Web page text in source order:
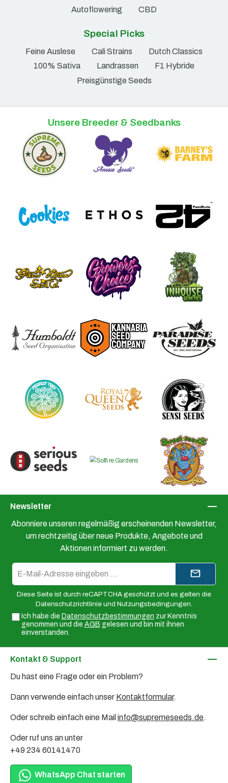
Autoflowering
CBD
Special Picks
Feine Auslese Cali Strains
Dutch Classics
100% Sativa
Landrassen
F1 Hybride
Preisgünstige Seeds
Unsere Breeder & Seedbanks
Newsletter
Abonniere unseren regelmäßig erscheinenden Newsletter,
um rechtzeitig über neue Produkte, Angebote und
Aktionen informiert zu werden.
Mail-
Adresse*
Diese Seite ist durch reCAPTCHA geschützt und es gelten die
Datenschutzrichtlinie und Nutzungsbedingungen.
Ich habe die Datenschutzbestimmungen zur Kenntnis
genommen und die AGB gelesen und bin mit ihnen
einverstanden.
Kontakt & Support
Du hast eine Frage oder ein Problem?
Dann verwende einfach unser Kontaktformular.
Oder schreib einfach eine Mail info@supremeseeds.de.
Oder ruf uns an unter
+49 234 60141470
WhatsApp Chat starten